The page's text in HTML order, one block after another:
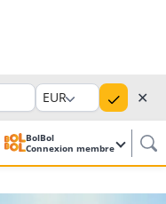
EUR ✕
BolBol
Connexion membre